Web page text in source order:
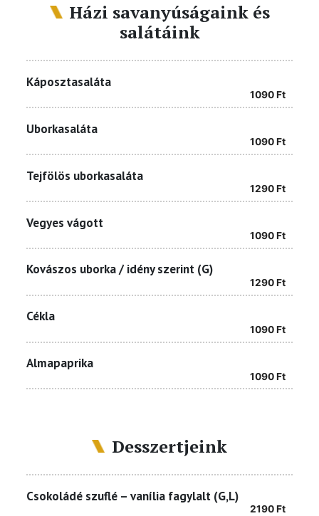
Házi savanyúságaink és
salátáink
Káposztasaláta
1090Ft
Uborkasaláta
1090Ft
Tejfölös uborkasaláta
1290Ft
Vegyes vágott
1090Ft
Kovászos uborka / idény szerint (G)
1290Ft
Cékla
1090Ft
Almapaprika
1090Ft
Desszertjeink
Csokoládé szuflé – vanília fagylalt (G,L)
2190Ft